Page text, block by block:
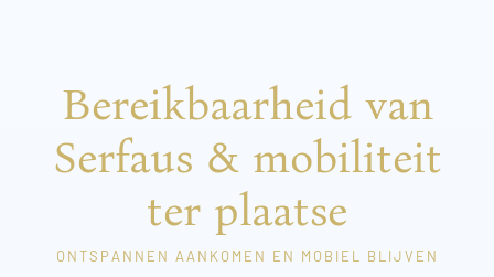
Bereikbaarheid van
Serfaus & mobiliteit
ter plaatse
ONTSPANNEN AANKOMEN EN MOBIEL BLIJVEN